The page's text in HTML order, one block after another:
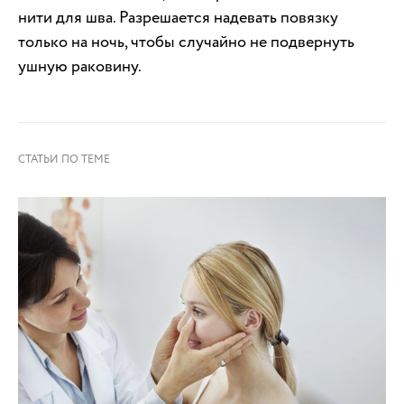
нити для шва. Разрешается надевать повязку
только на ночь, чтобы случайно не подвернуть
ушную раковину.